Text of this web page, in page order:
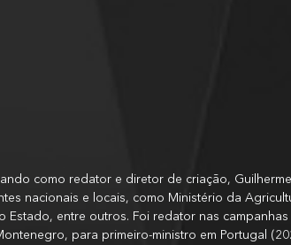
como redator e diretor de criação,
nacionais e locais, como Ministério da
Estado, entre outros. Foi redator nas
para primeiro-ministro em Portugal